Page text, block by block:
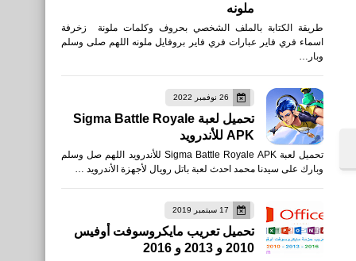
ملونه
طريقة الكتابة بالملف الشخصي بحروف وكلمات ملونة زخرفة
اسماء فري فاير عبارات فري فاير بروفايل ملونه اللهم صلى وسلم
وبار…
26 نوفمبر 2022
تحميل لعبة Sigma Battle Royale
APK للأندرويد
تحميل لعبة Sigma Battle Royale APK للأندرويد اللهم صل وسلم
وبارك على سيدنا محمد احدث لعبة باتل رويال لأجهزة الأندرويد …
17 سبتمبر 2019
تحميل تعريب مايكروسوفت أوفيس
2010 و 2013 و 2016
برامج كمبيوتر